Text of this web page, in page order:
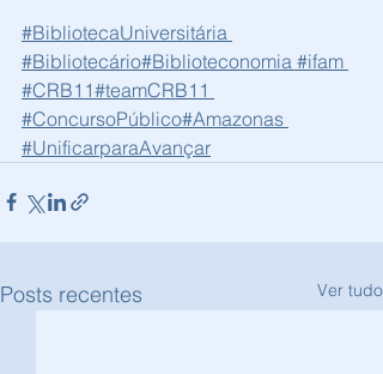
#BibliotecaUniversitária
#Bibliotecário#Biblioteconomia #ifam
#CRB11#teamCRB11
#ConcursoPúblico#Amazonas
#UnificarparaAvançar
Posts recentes Ver tudo